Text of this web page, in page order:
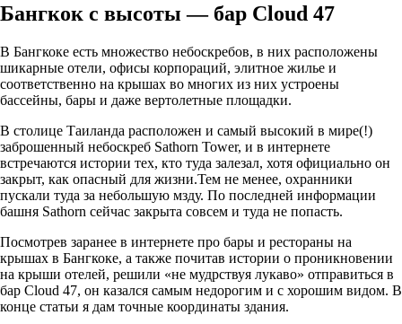
Бангкок с высоты — бар Cloud 47
В Бангкоке есть множество небоскребов, в них расположены
шикарные отели, офисы корпораций, элитное жилье и
соответственно на крышах во многих из них устроены
бассейны, бары и даже вертолетные площадки.
В столице Таиланда расположен и самый высокий в мире(!)
заброшенный небоскреб Sathorn Tower, и в интернете
встречаются истории тех, кто туда залезал, хотя официально он
закрыт, как опасный для жизни.Тем не менее, охранники
пускали туда за небольшую мзду. По последней информации
башня Sathorn сейчас закрыта совсем и туда не попасть.
Посмотрев заранее в интернете про бары и рестораны на
крышах в Бангкоке, а также почитав истории о проникновении
на крыши отелей, решили «не мудрствуя лукаво» отправиться в
бар Cloud 47, он казался самым недорогим и с хорошим видом. В
конце статьи я дам точные координаты здания.